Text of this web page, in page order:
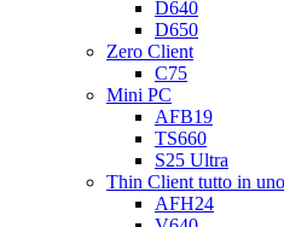
D640
D650
Zero Client
C75
Mini PC
AFB19
TS660
S25 Ultra
Thin Client tutto in uno
AFH24